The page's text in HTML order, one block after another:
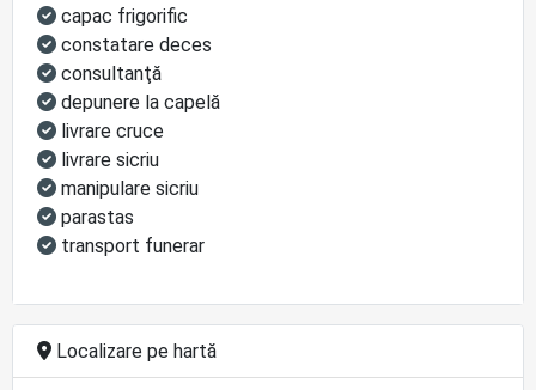
capac frigorific
constatare deces
consultanţă
depunere la capelă
livrare cruce
livrare sicriu
manipulare sicriu
parastas
transport funerar
Localizare pe hartă